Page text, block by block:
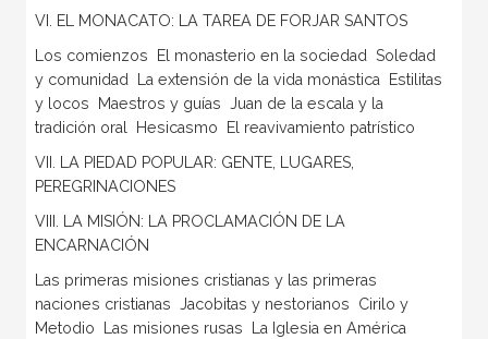
VI. EL MONACATO: LA TAREA DE FORJAR SANTOS
Los comienzos  El monasterio en la sociedad  Soledad
y comunidad  La extensión de la vida monástica  Estilitas
y locos  Maestros y guías  Juan de la escala y la
tradición oral  Hesicasmo  El reavivamiento patrístico
VII. LA PIEDAD POPULAR: GENTE, LUGARES,
PEREGRINACIONES
VIII. LA MISIÓN: LA PROCLAMACIÓN DE LA
ENCARNACIÓN
Las primeras misiones cristianas y las primeras
naciones cristianas  Jacobitas y nestorianos  Cirilo y
Metodio  Las misiones rusas  La Iglesia en América